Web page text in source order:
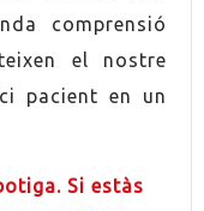
Sí comprensió
el nostre
pacient en un
Si estàs